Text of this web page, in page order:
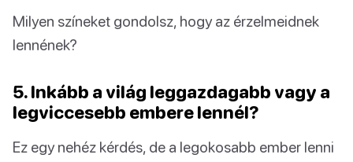
Milyen színeket gondolsz, hogy az érzelmeidnek
lennének?
5. Inkább a világ leggazdagabb vagy a
legviccesebb embere lennél?
Ez egy nehéz kérdés, de a legokosabb ember lenni